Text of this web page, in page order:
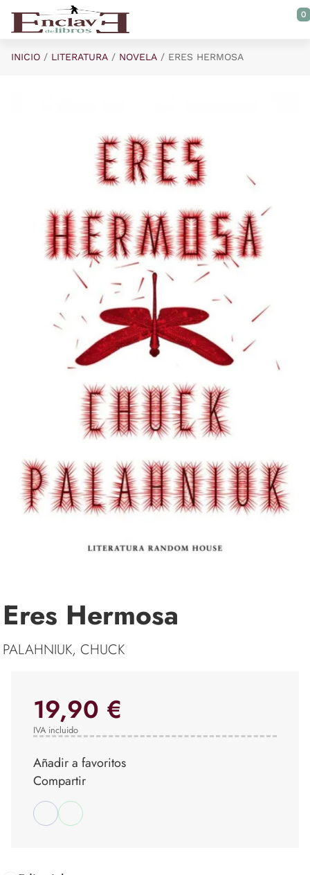
Saltar al contenido principal
0
INICIO LITERATURA NOVELA ERES HERMOSA
Eres Hermosa
PALAHNIUK, CHUCK
19,90 €
IVA incluido
Añadir a favoritos
Compartir